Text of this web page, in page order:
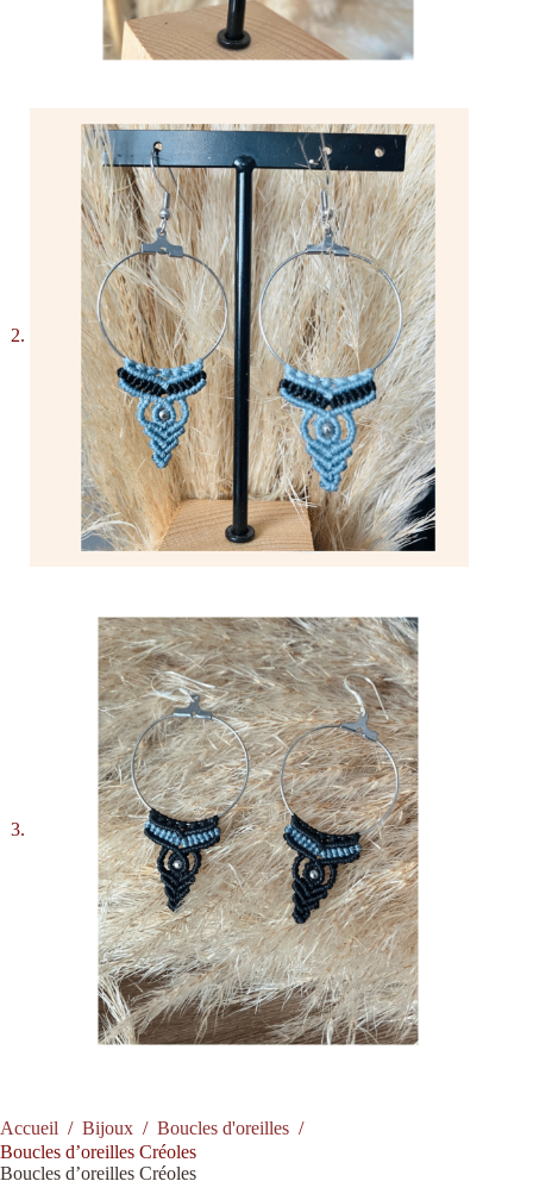
Accueil / Bijoux / Boucles d'oreilles /
Boucles d’oreilles Créoles
Boucles d’oreilles Créoles